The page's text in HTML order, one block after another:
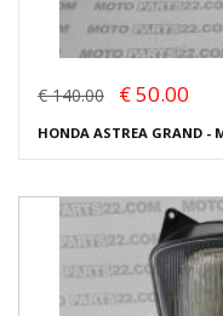
€ 140.00 € 50.00
HONDA ASTREA GRAND -